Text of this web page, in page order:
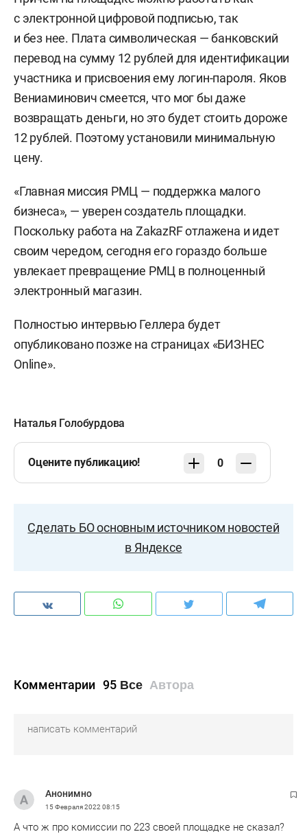
с электронной цифровой подписью, так
и без нее. Плата символическая — банковский
перевод на сумму 12 рублей для идентификации
участника и присвоения ему логин-пароля. Яков
Вениаминович смеется, что мог бы даже
возвращать деньги, но это будет стоить дороже
12 рублей. Поэтому установили минимальную
цену.
«Главная миссия РМЦ — поддержка малого
бизнеса», — уверен создатель площадки.
Поскольку работа на ZakazRF отлажена и идет
своим чередом, сегодня его гораздо больше
увлекает превращение РМЦ в полноценный
электронный магазин.
Полностью интервью Геллера будет
опубликовано позже на страницах «БИЗНЕС
Online».
Наталья Голобурдова
Оцените публикацию! 0
Сделать БО основным источником новостей
в Яндексе
Комментарии 95 Все Автора
Анонимно
15 Февраля 2022 08:15
А что ж про комиссии по 223 своей площадке не сказал?